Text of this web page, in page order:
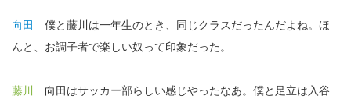
向田
僕と藤川は一年生のとき、同じクラスだったんだよね。ほ
んと、お調子者で楽しい奴って印象だった。
藤川
向田はサッカー部らしい感じやったなあ。僕と足立は入谷